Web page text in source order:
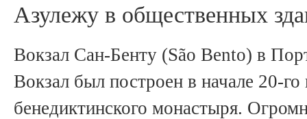
Азулежу в общественных
Вокзал Сан-Бенту (São Bento) в
Вокзал был построен в начале 20-го
бенедиктинского монастыря.